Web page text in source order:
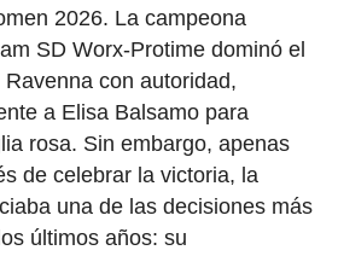
2026. La campeona
SD Worx-Protime dominó el
con autoridad,
a Elisa Balsamo para
rosa. Sin embargo, apenas
de celebrar la victoria, la
una de las decisiones más
últimos años: su